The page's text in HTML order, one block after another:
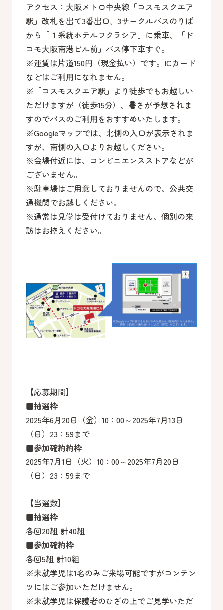
アクセス：大阪メトロ中央線「コスモスクエア
駅」改札を出て3番出口、3サークルバスのりば
から「１系統ホテルフクラシア」に乗車、「ド
コモ大阪南港ビル前」バス停下車すぐ。
※運賃は片道150円（現金払い）です。ICカード
などはご利用になれません。
※「コスモスクエア駅」より徒歩でもお越しい
ただけますが（徒歩15分）、暑さが予想されま
すのでバスのご利用をおすすめいたします。
※Googleマップでは、北側の入口が表示されま
すが、南側の入口よりお越しください。
※会場付近には、コンビニエンスストアなどが
ございません。
※駐車場はご用意しておりませんので、公共交
通機関でお越しください。
※通常は見学は受付けておりません、個別の来
訪はお控えください。
【応募期間】
■抽選枠
2025年6月20日（金）10：00～2025年7月13日
（日）23：59まで
■参加確約約枠
2025年7月1日（火）10：00～2025年7月20日
（日）23：59まで
【当選数】
■抽選枠
各回20組 計40組
■参加確約枠
各回5組 計10組
※未就学児は1名のみご来場可能ですがコンテン
ツにはご参加いただけません。
※未就学児は保護者のひざの上でご見学いただ